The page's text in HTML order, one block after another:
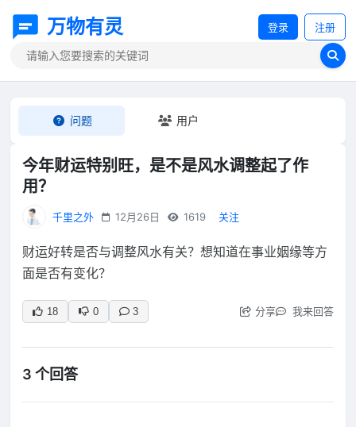
万物有灵 登录 注册
问题 用户
今年财运特别旺，是不是风水调整起了作
用？
千里之外 12月26日 1619 关注
财运好转是否与调整风水有关？想知道在事业姻缘等方
面是否有变化？
18 0 3 分享 我来回答
3 个回答